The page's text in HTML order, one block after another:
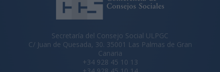
Secretaría del Consejo Social ULPGC
C/ Juan de Quesada, 30. 35001 Las Palmas de Gran
Canaria
+34 928 45 10 13